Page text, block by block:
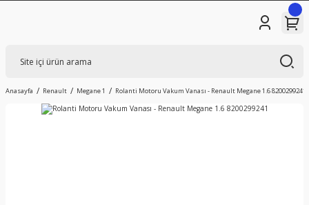
Anasayfa Renault Megane 1 Rolanti Motoru Vakum Vanası - Renault Megane 1.6 8200299241